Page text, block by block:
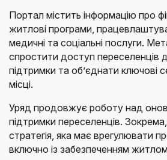
Портал містить інформацію про
житлові програми,
медичні та соціальні послуги.
спростити доступ переселенців
підтримки та об’єднати ключові
місці.
Уряд продовжує роботу над
підтримки переселенців. Зокрема,
стратегія, яка має врегулювати
включно із забезпеченням